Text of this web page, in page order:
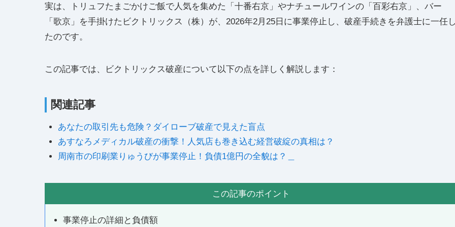
実は、トリュフたまごかけご飯で人気を集めた「十番右京」やナチュールワインの「百彩右京」、バー
「歌京」を手掛けたビクトリックス（株）が、2026年2月25日に事業停止し、破産手続きを弁護士に一任
たのです。
この記事では、ビクトリックス破産について以下の点を詳しく解説します：
関連記事
あなたの取引先も危険？ダイローブ破産で見えた盲点
あすなろメディカル破産の衝撃！人気店も巻き込む経営破綻の真相は？
周南市の印刷業りゅうびが事業停止！負債1億円の全貌は？＿
この記事のポイント
事業停止の詳細と負債額